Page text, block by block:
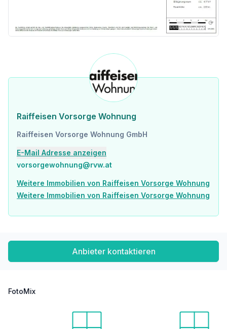
Raiffeisen Vorsorge Wohnung
Raiffeisen Vorsorge Wohnung GmbH
E-Mail Adresse anzeigen
vorsorgewohnung@rvw.at
Weitere Immobilien von Raiffeisen Vorsorge Wohnung
Weitere Immobilien von Raiffeisen Vorsorge Wohnung
Anbieter kontaktieren
FotoMix